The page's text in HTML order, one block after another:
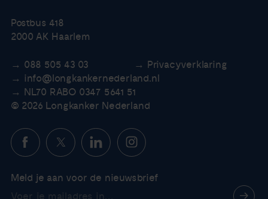
Postbus 418
2000 AK Haarlem
088 505 43 03
Privacyverklaring
info@longkankernederland.nl
NL70 RABO 0347 5641 51
© 2026 Longkanker Nederland
Meld je aan voor de nieuwsbrief